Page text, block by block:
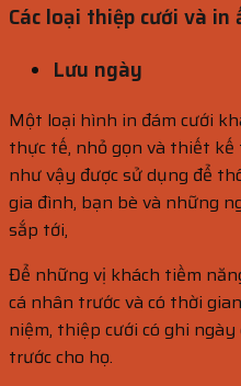
Các loại thiệp cưới và in
Lưu ngày
Một loại hình in đám cưới
thực tế, nhỏ gọn và thiết
như vậy được sử dụng để
gia đình, bạn bè và những
sắp tới,
Để những vị khách tiềm
cá nhân trước và có thời
niệm, thiệp cưới có ghi
trước cho họ.